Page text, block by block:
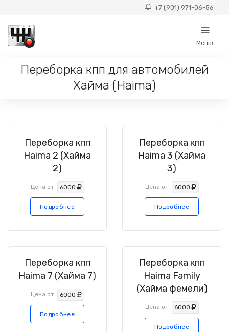
+7 (901) 971-06-56
Меню
Переборка кпп для автомобилей
Хайма (Haima)
Переборка кпп
Haima 2 (Хайма
2)
Цена от 6000
Подробнее
Переборка кпп
Haima 3 (Хайма
3)
Цена от 6000
Подробнее
Переборка кпп
Haima 7 (Хайма 7)
Цена от 6000
Подробнее
Переборка кпп
Haima Family
(Хайма фемели)
Цена от 6000
Подробнее